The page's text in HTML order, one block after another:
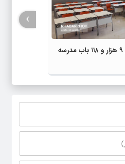
استاندارد سازی ۹ هزار و ۱۱۸ باب مدرسه
›